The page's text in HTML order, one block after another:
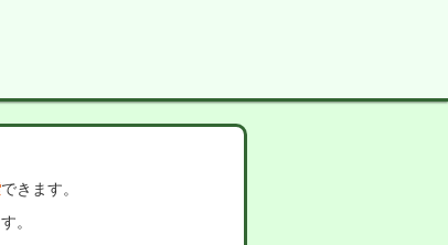
できます。
。